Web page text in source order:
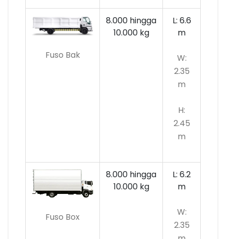
Fuso Bak
8.000 hingga
10.000kg
L: 6.6
m
W:
2.35
m
H:
2.45
m
Fuso Box
8.000 hingga
10.000 kg
L: 6.2
m
W:
2.35